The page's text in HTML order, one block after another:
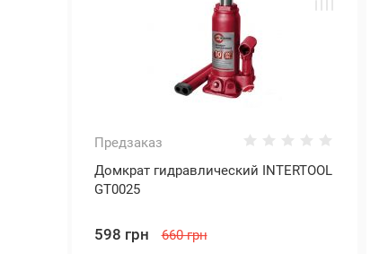
Предзаказ
Домкрат гидравлический INTERTOOL
GT0025
598 грн
660 грн